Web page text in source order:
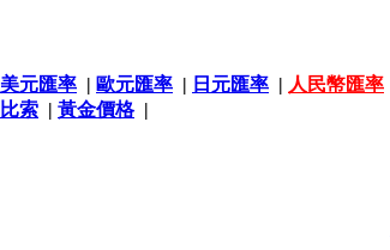
美元匯率 | 歐元匯率 | 日元匯率 | 人民幣匯率
比索 | 黃金價格|